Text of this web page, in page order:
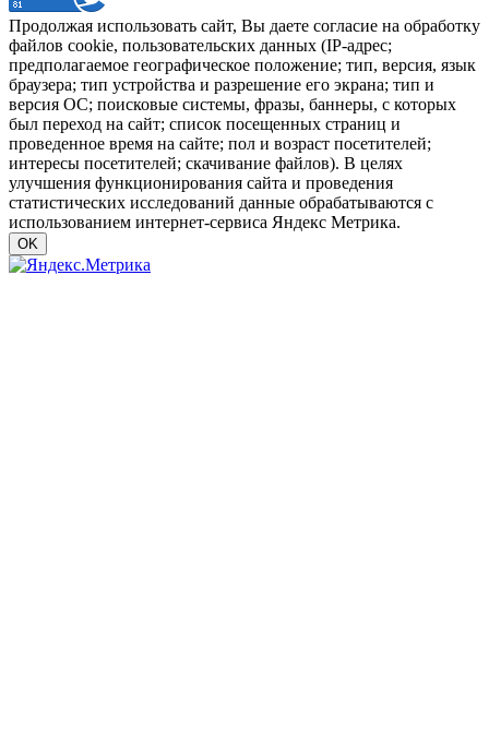
Продолжая использовать сайт, Вы даете согласие на обработку
файлов cookie, пользовательских данных (IP-адрес;
предполагаемое географическое положение; тип, версия, язык
браузера; тип устройства и разрешение его экрана; тип и
версия ОС; поисковые системы, фразы, баннеры, с которых
был переход на сайт; список посещенных страниц и
проведенное время на сайте; пол и возраст посетителей;
интересы посетителей; скачивание файлов). В целях
улучшения функционирования сайта и проведения
статистических исследований данные обрабатываются с
использованием интернет-сервиса Яндекс Метрика.
OK